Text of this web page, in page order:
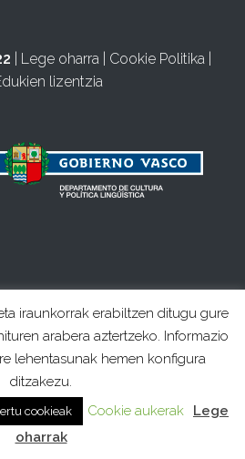
Lege oharra Cookie Politika
lizentzia
iraunkorrak erabiltzen ditugu gure
arabera aztertzeko. Informazio
lehentasunak hemen konfigura
ditzakezu.
cookieak Cookie aukerak
Lege
oharrak